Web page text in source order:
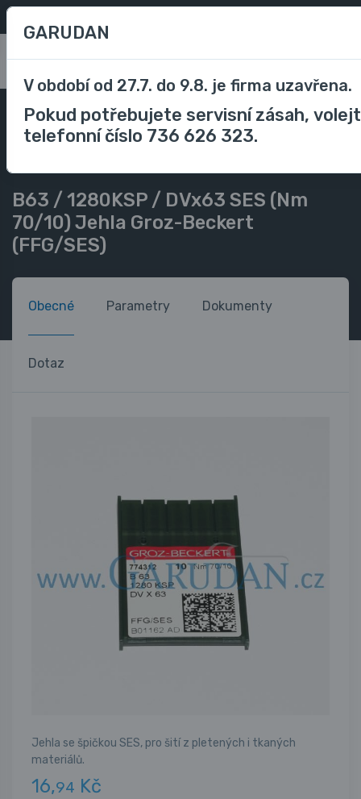
Příslušenství
Příslušenství průmyslové stroje
Jehly do šicího stroje
B63 / 1280KSP / DVx63 SES (Nm
70/10) Jehla Groz-Beckert
(FFG/SES)
Obecné Parametry Dokumenty
Dotaz
Jehla se špičkou SES, pro šití z pletených i tkaných
materiálů.
16,94 Kč
GARUDAN
V období od 27.7. do 9.8. je firma uzavřena.
Pokud potřebujete servisní zásah,
telefonní číslo 736 626 323.